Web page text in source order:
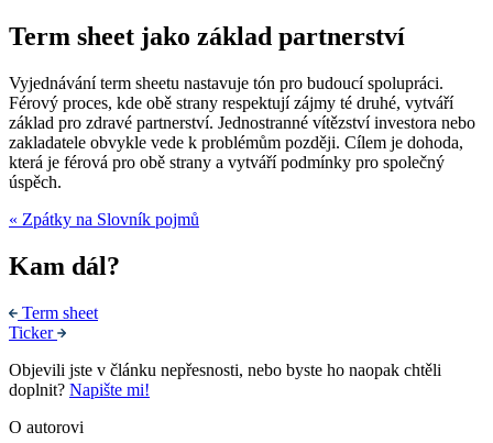
Term sheet jako základ partnerství
Vyjednávání term sheetu nastavuje tón pro budoucí spolupráci.
Férový proces, kde obě strany respektují zájmy té druhé, vytváří
základ pro zdravé partnerství. Jednostranné vítězství investora nebo
zakladatele obvykle vede k problémům později. Cílem je dohoda,
která je férová pro obě strany a vytváří podmínky pro společný
úspěch.
« Zpátky na Slovník pojmů
Kam dál?
Term sheet
Ticker
Objevili jste v článku nepřesnosti, nebo byste ho naopak chtěli
doplnit? Napište mi!
O autorovi